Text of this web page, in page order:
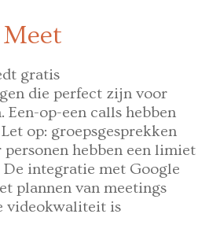
gratis
die perfect zijn voor
Een-op-een calls hebben
op: groepsgesprekken
hebben een limiet
integratie met Google
plannen van meetings
videokwaliteit is